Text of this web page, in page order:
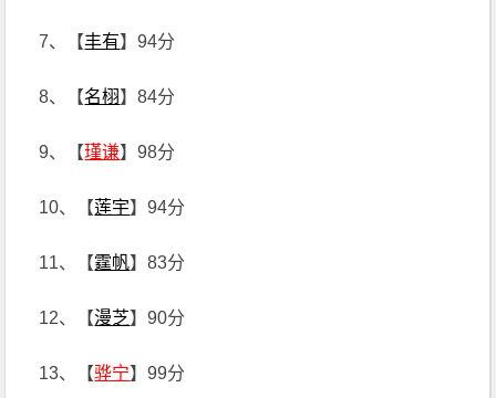
7、【丰有】94分
8、【名栩】84分
9、【瑾谦】98分
10、【莲宇】94分
11、【霆帆】83分
12、【漫芝】90分
13、【骅宁】99分